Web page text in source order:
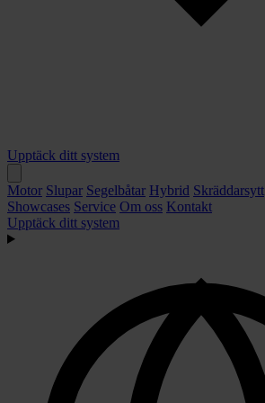
Upptäck ditt system
Motor Slupar Segelbåtar Hybrid Skräddarsytt
Showcases Service Om oss Kontakt
Upptäck ditt system